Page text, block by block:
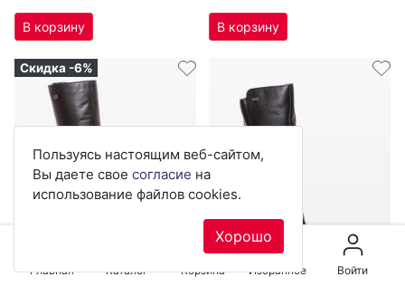
Скидка -6%
Пользуясь настоящим веб-сайтом,
Вы даете свое согласие на
использование файлов cookies.
Хорошо
Главная Каталог Корзина Избранное Войти